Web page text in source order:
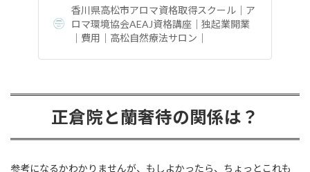
香川県高松市アロマ資格取得スクール｜ア
ロマ環境協会AEAJ資格講座｜独起業開業
｜費用｜高松自然療法サロン｜
正倉院と蘭奢待の関係は？
参考になるかわかりませんが、もしよかったら、ちょっとこれも